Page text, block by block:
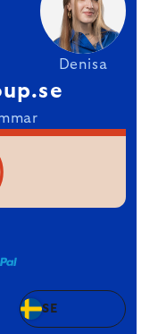
Denisa
SE